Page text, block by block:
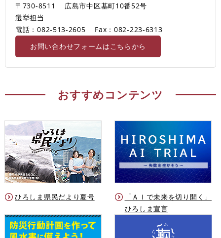
〒730-8511
広島市中区基町10番52号
選挙担当
電話：082-513-2605
Fax：082-223-6313
お問い合わせフォームはこちらから
おすすめコンテンツ
ひろしま県民だより夏号
「ＡＩで未来を切り開く」
ひろしま宣言